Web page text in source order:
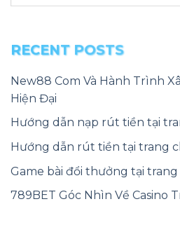
RECENT POSTS
New88 Com Và Hành Trình
Hiện Đại
Hướng dẫn nạp rút tiền tại
Hướng dẫn rút tiền tại trang
Game bài đổi thưởng tại
789BET Góc Nhìn Về Casino